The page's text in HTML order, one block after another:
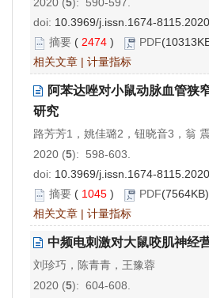
2020 (5): 590-597.
doi: 10.3969/j.issn.1674-
摘要 ( 2474 ) PDF
相关文章 | 计量指标
阿苯达唑对小鼠动脉血管狭
研究
路芳芳1，姚佳璐2，钮晓音3，翁
2020 (5): 598-603.
doi: 10.3969/j.issn.1674-
摘要 ( 1045 ) PDF
相关文章 | 计量指标
中频电刺激对大鼠咬肌神经
刘珍巧，陈青青，王豫蓉
2020 (5): 604-608.